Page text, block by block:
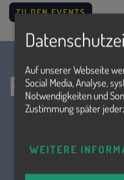
ZU DEN EVENTS
Folge uns!
Auf unserer Webseite
Social Media, Analyse,
Notwendigkeiten und
Zustimmung später
WEITERE